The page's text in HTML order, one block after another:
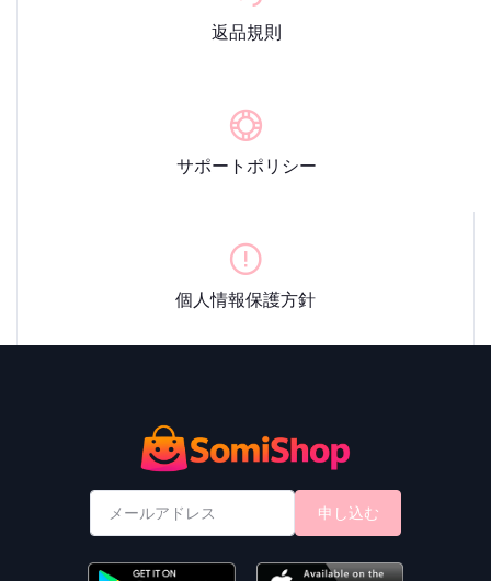
返品規則
サポートポリシー
個人情報保護方針
申し込む